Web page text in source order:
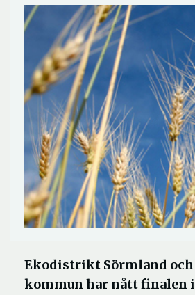
Ekodistrikt Sörmland och
kommun har nått finalen i